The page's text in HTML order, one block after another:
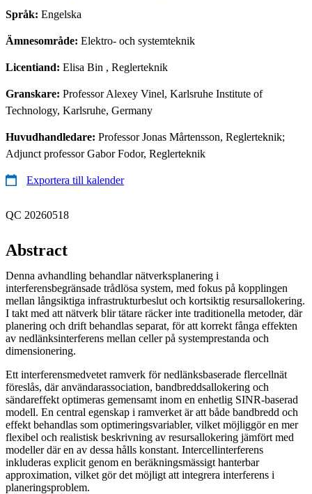
Språk: Engelska
Ämnesområde: Elektro- och systemteknik
Licentiand: Elisa Bin , Reglerteknik
Granskare: Professor Alexey Vinel, Karlsruhe Institute of
Technology, Karlsruhe, Germany
Huvudhandledare: Professor Jonas Mårtensson, Reglerteknik;
Adjunct professor Gabor Fodor, Reglerteknik
Exportera till kalender
QC 20260518
Abstract
Denna avhandling behandlar nätverksplanering i
interferensbegränsade trådlösa system, med fokus på kopplingen
mellan långsiktiga infrastrukturbeslut och kortsiktig resursallokering.
I takt med att nätverk blir tätare räcker inte traditionella metoder, där
planering och drift behandlas separat, för att korrekt fånga effekten
av nedlänksinterferens mellan celler på systemprestanda och
dimensionering.
Ett interferensmedvetet ramverk för nedlänksbaserade flercellnät
föreslås, där användarassociation, bandbreddsallokering och
sändareffekt optimeras gemensamt inom en enhetlig SINR-baserad
modell. En central egenskap i ramverket är att både bandbredd och
effekt behandlas som optimeringsvariabler, vilket möjliggör en mer
flexibel och realistisk beskrivning av resursallokering jämfört med
modeller där en av dessa hålls konstant. Intercellinterferens
inkluderas explicit genom en beräkningsmässigt hanterbar
approximation, vilket gör det möjligt att integrera interferens i
planeringsproblem.